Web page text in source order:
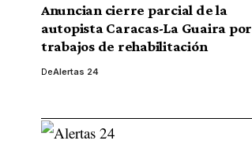
Anuncian cierre parcial de la
autopista Caracas-La Guaira por
trabajos de rehabilitación
DeAlertas 24